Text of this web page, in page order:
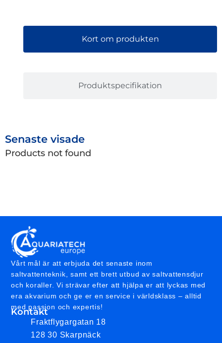
Kort om produkten
Produktspecifikation
Senaste visade
Products not found
Vårt mål är att erbjuda det senaste inom
saltvattenteknik, samt ett brett utbud av saltvattensdjur
och koraller. Vi strävar efter att hjälpa er att lyckas med
era akvarium och ge er en service i världsklass – alltid
med passion och expertis!
Kontakt
Fraktflygargatan 18
128 30 Skarpnäck